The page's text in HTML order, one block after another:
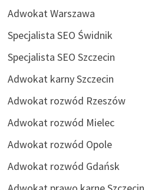
Adwokat Warszawa
Specjalista SEO Świdnik
Specjalista SEO Szczecin
Adwokat karny Szczecin
Adwokat rozwód Rzeszów
Adwokat rozwód Mielec
Adwokat rozwód Opole
Adwokat rozwód Gdańsk